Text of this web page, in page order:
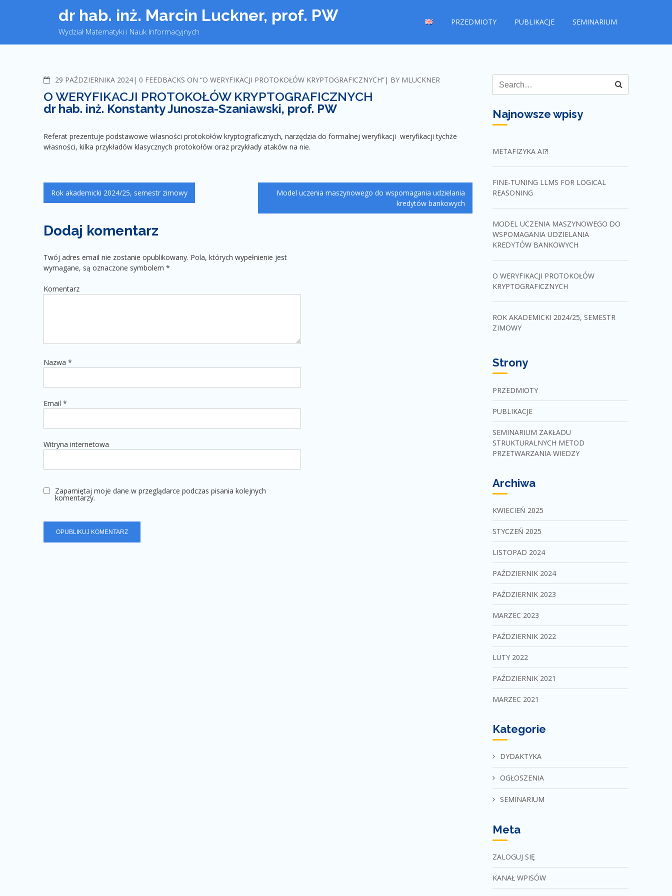
dr hab. inż. Marcin Luckner, prof. PW
Wydział Matematyki i Nauk Informacyjnych
PRZEDMIOTY PUBLIKACJE SEMINARIUM
29 PAŹDZIERNIKA 2024
C
O
M
M
0 FEEDBACKS ON “O WERYFIKACJI PROTOKOŁÓW KRYPTOGRAFICZNYCH” BY MLUCKNER
O WERYFIKACJI PROTOKOŁÓW KRYPTOGRAFICZNYCH
dr hab. inż. Konstanty Junosza-Szaniawski, prof. PW
Referat prezentuje podstawowe własności protokołów kryptograficznych, narzędzia do formalnej weryfikacji weryfikacji tychże
własności, kilka przykładów klasycznych protokołów oraz przykłady ataków na nie.
Zobacz
wpisy
Rok akademicki 2024/25, semestr zimowy
Model uczenia maszynowego do wspomagania udzielania
kredytów bankowych
Dodaj komentarz
Twój adres email nie zostanie opublikowany. Pola, których wypełnienie jest
wymagane, są oznaczone symbolem *
Komentarz
Nazwa *
Email *
Witryna internetowa
Zapamiętaj moje dane w przeglądarce podczas pisania kolejnych
komentarzy.
Najnowsze wpisy
METAFIZYKA AI?!
FINE-TUNING LLMS FOR LOGICAL
REASONING
MODEL UCZENIA MASZYNOWEGO DO
WSPOMAGANIA UDZIELANIA
KREDYTÓW BANKOWYCH
O WERYFIKACJI PROTOKOŁÓW
KRYPTOGRAFICZNYCH
ROK AKADEMICKI 2024/25, SEMESTR
ZIMOWY
Strony
PRZEDMIOTY
PUBLIKACJE
SEMINARIUM ZAKŁADU
STRUKTURALNYCH METOD
PRZETWARZANIA WIEDZY
Archiwa
KWIECIEŃ 2025
STYCZEŃ 2025
LISTOPAD 2024
PAŹDZIERNIK 2024
PAŹDZIERNIK 2023
MARZEC 2023
PAŹDZIERNIK 2022
LUTY 2022
PAŹDZIERNIK 2021
MARZEC 2021
Kategorie
DYDAKTYKA
OGŁOSZENIA
SEMINARIUM
Meta
ZALOGUJ SIĘ
KANAŁ WPISÓW